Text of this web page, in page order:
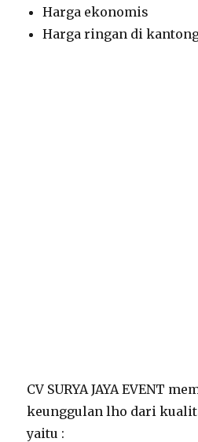
Harga ekonomis
Harga ringan di
CV SURYA JAYA EVENT
keunggulan lho dari
yaitu :